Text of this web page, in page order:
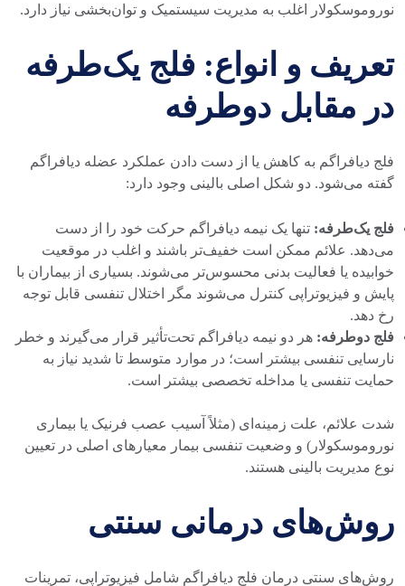
نوروموسکولار اغلب به مدیریت سیستمیک و توان‌بخشی نیاز دارد.
تعریف و انواع: فلج یک‌طرفه
در مقابل دوطرفه
فلج دیافراگم به کاهش یا از دست دادن عملکرد عضله دیافراگم
گفته می‌شود. دو شکل اصلی بالینی وجود دارد:
فلج یک‌طرفه: تنها یک نیمه دیافراگم حرکت خود را از دست
می‌دهد. علائم ممکن است خفیف‌تر باشند و اغلب در موقعیت
خوابیده یا فعالیت بدنی محسوس‌تر می‌شوند. بسیاری از بیماران با
پایش و فیزیوتراپی کنترل می‌شوند مگر اختلال تنفسی قابل توجه
رخ دهد.
فلج دوطرفه: هر دو نیمه دیافراگم تحت‌تأثیر قرار می‌گیرند و خطر
نارسایی تنفسی بیشتر است؛ در موارد متوسط تا شدید نیاز به
حمایت تنفسی یا مداخله تخصصی بیشتر است.
شدت علائم، علت زمینه‌ای (مثلاً آسیب عصب فرنیک یا بیماری
نوروموسکولار) و وضعیت تنفسی بیمار معیارهای اصلی در تعیین
نوع مدیریت بالینی هستند.
روش‌های درمانی سنتی
روش‌های سنتی درمان فلج دیافراگم شامل فیزیوتراپی، تمرینات